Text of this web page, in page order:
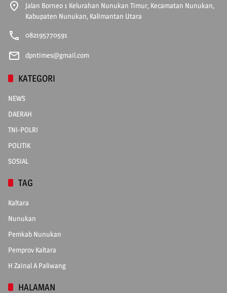
Jalan Borneo 1 Kelurahan Nunukan Timur, Kecamatan Nunukan,
Kabupaten Nunukan, Kalimantan Utara
082195770591
dpntimes@gmail.com
KATEGORI
NEWS
DAERAH
TNI-POLRI
POLITIK
SOSIAL
TAG
Kaltara
Nunukan
Pemkab Nunukan
Pemprov Kaltara
H Zainal A Paliwang
HALAMAN